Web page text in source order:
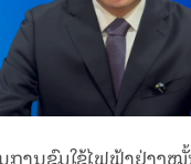
ການ​ຊົມໃຊ້​ໄຟ​ຟ້າ​ຢ່າງ​